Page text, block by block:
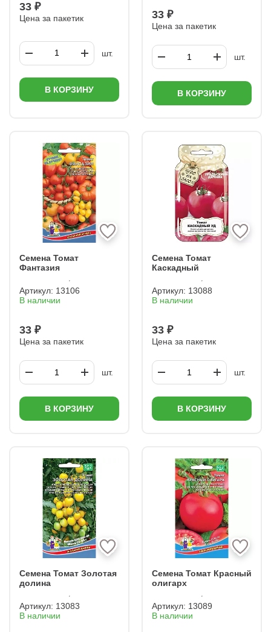
33 ₽
Цена за пакетик
шт.
В КОРЗИНУ
33 ₽
Цена за пакетик
шт.
В КОРЗИНУ
Семена Томат
Фантазия
Артикул: 13106
В наличии
33 ₽
Цена за пакетик
шт.
В КОРЗИНУ
Семена Томат
Каскадный
Артикул: 13088
В наличии
33 ₽
Цена за пакетик
шт.
В КОРЗИНУ
Семена Томат Золотая
долина
Артикул: 13083
В наличии
Семена Томат Красный
олигарх
Артикул: 13089
В наличии